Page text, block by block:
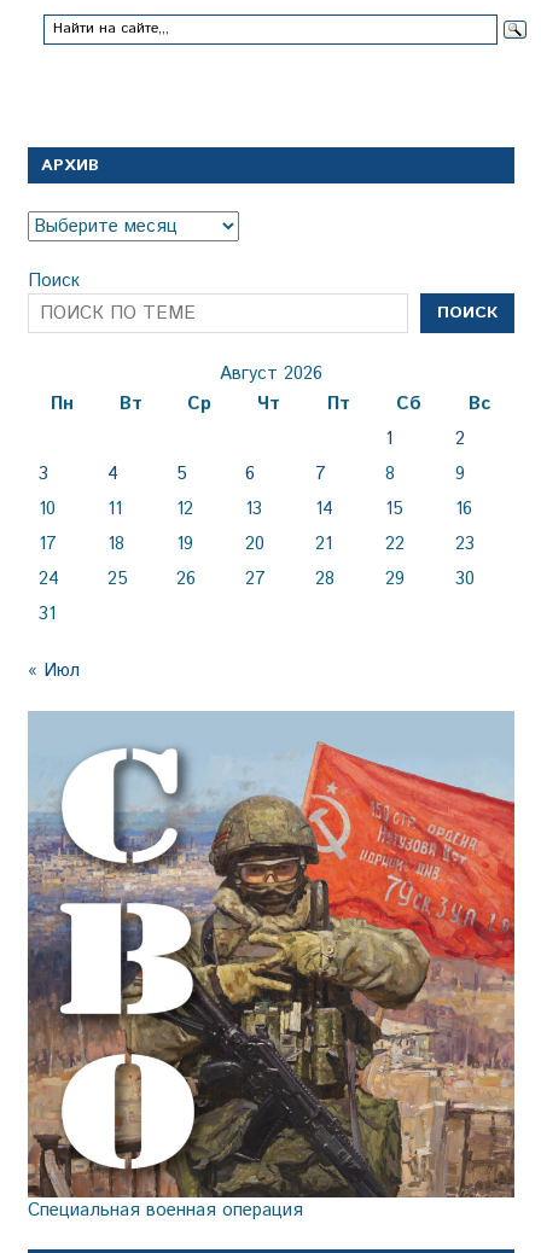
АРХИВ
Архив
Поиск
ПОИСК
Август 2026
Пн
Вт Ср Чт Пт Сб
Вс
1
2
3
4 5 6 7 8
9
10
11 12 13 14 15
16
17
18 19 20 21 22
23
24
25 26 27 28 29
30
31
« Июл
Специальная военная операция